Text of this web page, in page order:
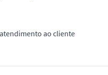
ao cliente